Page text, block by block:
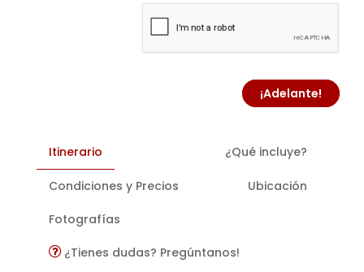
¡Adelante!
Itinerario ¿Qué incluye?
Condiciones y Precios Ubicación
Fotografías
¿Tienes dudas? Pregúntanos!